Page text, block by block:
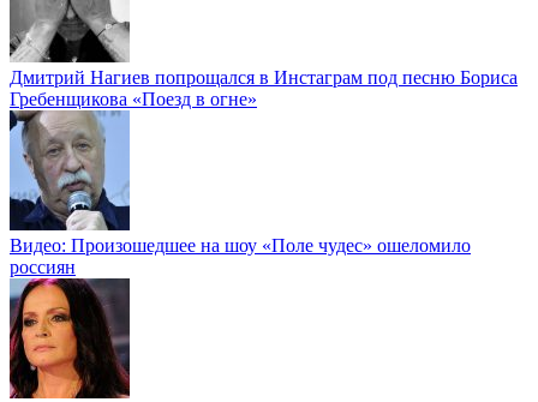
Дмитрий Нагиев попрощался в Инстаграм под песню Бориса
Гребенщикова «Поезд в огне»
Видео: Произошедшее на шоу «Поле чудес» ошеломило
россиян